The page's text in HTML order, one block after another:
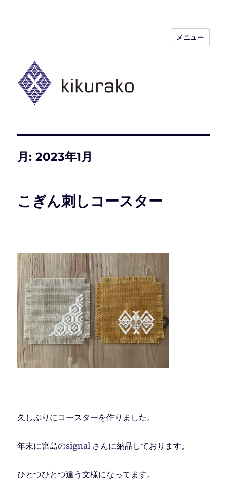
kikurako.com koginzashi (kogin)
needleworks こぎん刺し きくらこ
メニュー
月:2023年1月
こぎん刺しコースター
久しぶりにコースターを作りました。
年末に宮島のsignal さんに納品しております。
ひとつひとつ違う文様になってます。